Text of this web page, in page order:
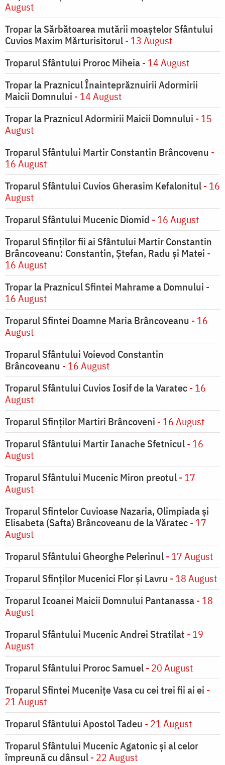
August
Tropar la Sărbătoarea mutării moaştelor Sfântului
Cuvios Maxim Mărturisitorul- 13 August
Troparul Sfântului Proroc Miheia- 14 August
Tropar la Praznicul Înainteprăznuirii Adormirii
Maicii Domnului - 14 August
Tropar la Praznicul Adormirii Maicii Domnului - 15
August
Troparul Sfântului Martir Constantin Brâncovenu -
16 August
Troparul Sfântului Cuvios Gherasim Kefalonitul- 16
August
Troparul Sfântului Mucenic Diomid - 16 August
Troparul Sfinților fii ai Sfântului Martir Constantin
Brâncoveanu: Constantin, Ștefan, Radu și Matei -
16 August
Tropar la Praznicul Sfintei Mahrame a Domnului -
16 August
Troparul Sfintei Doamne Maria Brâncoveanu - 16
August
Troparul Sfântului Voievod Constantin
Brâncoveanu - 16 August
Troparul Sfântului Cuvios Iosif de la Varatec- 16
August
Troparul Sfinților Martiri Brâncoveni - 16 August
Troparul Sfântului Martir Ianache Sfetnicul- 16
August
Troparul Sfântului Mucenic Miron preotul- 17
August
Troparul Sfintelor Cuvioase Nazaria, Olimpiada și
Elisabeta (Safta) Brâncoveanu de la Văratec- 17
August
Troparul Sfântului Gheorghe Pelerinul- 17 August
Troparul Sfinţilor Mucenici Flor şi Lavru - 18 August
Troparul Icoanei Maicii Domnului Pantanassa- 18
August
Troparul Sfântului Mucenic Andrei Stratilat - 19
August
Troparul Sfântului Proroc Samuel- 20 August
Troparul Sfintei Muceniţe Vasa cu cei trei fii ai ei -
21 August
Troparul Sfântului Apostol Tadeu - 21 August
Troparul Sfântului Mucenic Agatonic şi al celor
împreună cu dânsul- 22 August